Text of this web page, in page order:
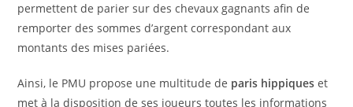
permettent de parier sur des chevaux gagnants afin de
remporter des sommes d’argent correspondant aux
montants des mises pariées.
Ainsi, le PMU propose une multitude de paris hippiques et
met à la disposition de ses joueurs toutes les informations